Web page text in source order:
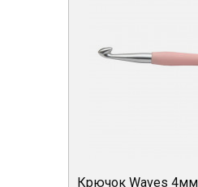
Крючок Waves